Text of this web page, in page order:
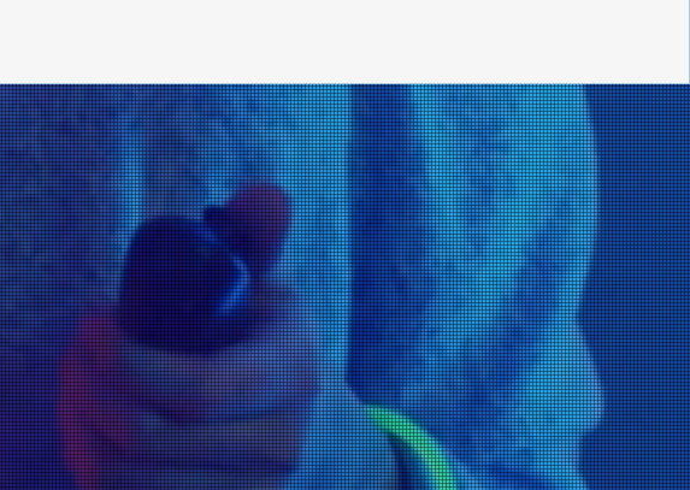
| Av. Robert Koch nº588 JD. Aragarça
| Rua Iguaçu nº415
2688 | Rua Esaú Silveira nº236
2771 | Rua José Trufa nº926
Jorge Salem nº747